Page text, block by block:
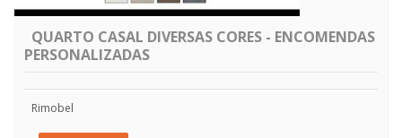
QUARTO CASAL DIVERSAS CORES - ENCOMENDAS
PERSONALIZADAS
Rimobel